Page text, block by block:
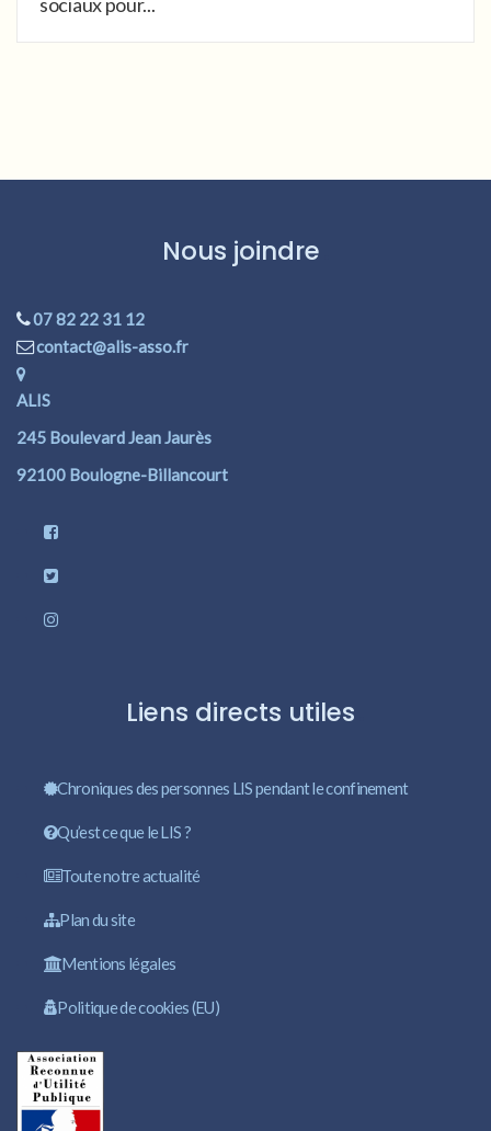
Nous joindre
07 82 22 31 12
contact@alis-asso.fr
ALIS
245 Boulevard Jean Jaurès
92100 Boulogne-Billancourt
Liens directs utiles
Chroniques des personnes LIS pendant le confinement
Qu’est ce que le LIS ?
Toute notre actualité
Plan du site
Mentions légales
Politique de cookies (EU)